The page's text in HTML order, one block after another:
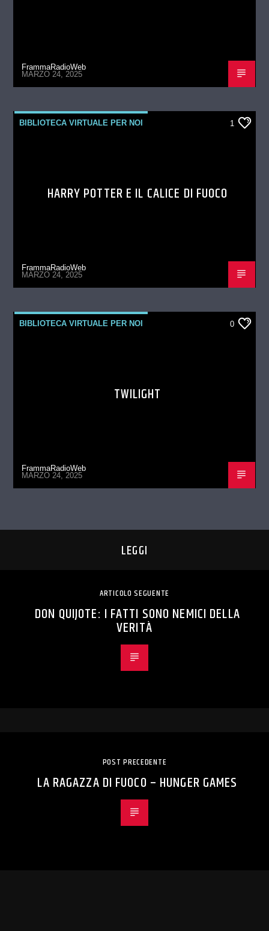
FrammaRadioWeb
MARZO 24, 2025
BIBLIOTECA VIRTUALE PER NOI 1
HARRY POTTER E IL CALICE DI FUOCO
FrammaRadioWeb
MARZO 24, 2025
BIBLIOTECA VIRTUALE PER NOI 0
TWILIGHT
FrammaRadioWeb
MARZO 24, 2025
LEGGI
ARTICOLO SEGUENTE
DON QUIJOTE: I FATTI SONO NEMICI DELLA
VERITÀ
POST PRECEDENTE
LA RAGAZZA DI FUOCO – HUNGER GAMES